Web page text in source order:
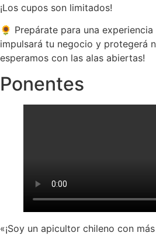
¡Los cupos son limitados!
🌻 Prepárate para una
impulsará tu negocio y protegerá
esperamos con las alas abiertas!
Ponentes
«¡Soy un apicultor chileno con